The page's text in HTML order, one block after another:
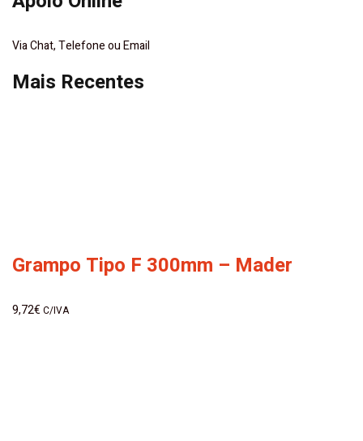
Via Chat, Telefone ou Email
Mais Recentes
Grampo Tipo F 300mm – Mader
9,72€ C/IVA